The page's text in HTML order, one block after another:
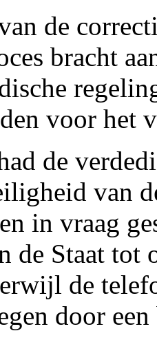
de
bracht
voor het
de
van
in vraag
de Staat tot
de
door